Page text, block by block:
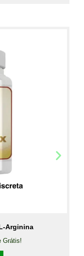
Arginina
Grátis!